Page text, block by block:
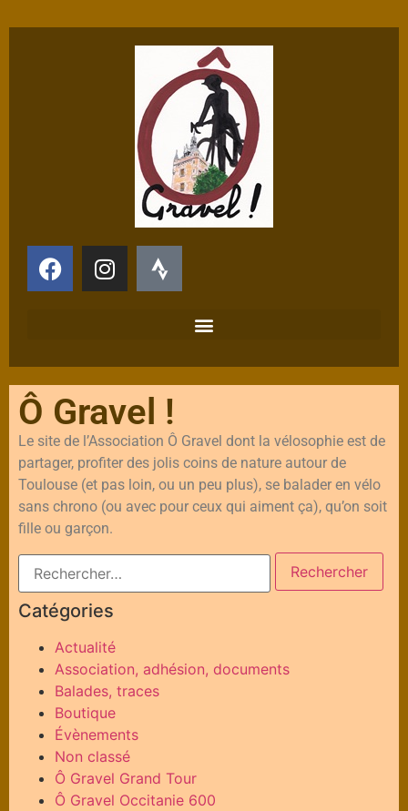
Ô Gravel !
Le site de l’Association Ô Gravel dont la vélosophie est de
partager, profiter des jolis coins de nature autour de
Toulouse (et pas loin, ou un peu plus), se balader en vélo
sans chrono (ou avec pour ceux qui aiment ça), qu’on soit
fille ou garçon.
Catégories
Actualité
Association, adhésion, documents
Balades, traces
Boutique
Évènements
Non classé
Ô Gravel Grand Tour
Ô Gravel Occitanie 600